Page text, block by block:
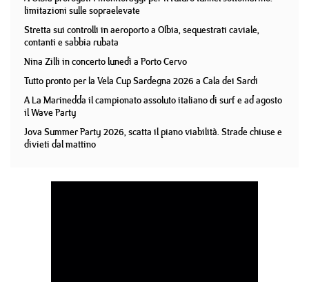
limitazioni sulle sopraelevate
Stretta sui controlli in aeroporto a Olbia, sequestrati caviale,
contanti e sabbia rubata
Nina Zilli in concerto lunedì a Porto Cervo
Tutto pronto per la Vela Cup Sardegna 2026 a Cala dei Sardi
A La Marinedda il campionato assoluto italiano di surf e ad agosto
il Wave Party
Jova Summer Party 2026, scatta il piano viabilità. Strade chiuse e
divieti dal mattino